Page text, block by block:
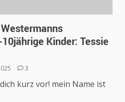
Kinder: Tessie
3
kurz vor! mein Name ist